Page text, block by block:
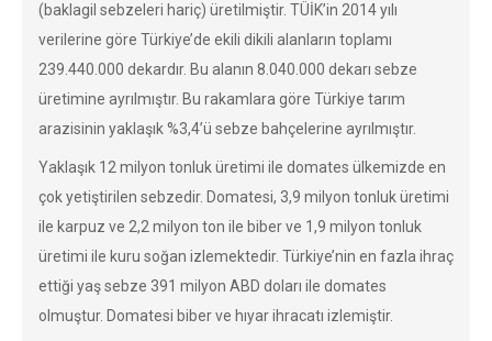
(baklagil sebzeleri hariç) üretilmiştir. TÜİK’in 2014 yılı
verilerine göre Türkiye’de ekili dikili alanların toplamı
239.440.000 dekardır. Bu alanın 8.040.000 dekarı sebze
üretimine ayrılmıştır. Bu rakamlara göre Türkiye tarım
arazisinin yaklaşık %3,4’ü sebze bahçelerine ayrılmıştır.
Yaklaşık 12 milyon tonluk üretimi ile domates ülkemizde en
çok yetiştirilen sebzedir. Domatesi, 3,9 milyon tonluk üretimi
ile karpuz ve 2,2 milyon ton ile biber ve 1,9 milyon tonluk
üretimi ile kuru soğan izlemektedir. Türkiye’nin en fazla ihraç
ettiği yaş sebze 391 milyon ABD doları ile domates
olmuştur. Domatesi biber ve hıyar ihracatı izlemiştir.